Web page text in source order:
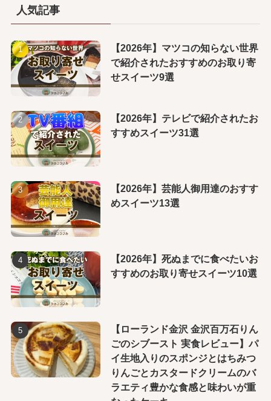
人気記事
【2026年】マツコの知らない世界
で紹介されたおすすめのお取り寄
せスイーツ9選
【2026年】テレビで紹介されたお
すすめスイーツ31選
【2026年】芸能人御用達のおすす
めスイーツ13選
【2026年】死ぬまでに食べたいお
すすめのお取り寄せスイーツ10選
【ローランド金沢 金沢百万石りん
ごのシブースト 実食レビュー】パ
イ生地入りのスポンジとはちみつ
りんごとカスタードクリームのバ
ラエティ豊かな食感と味わいが重